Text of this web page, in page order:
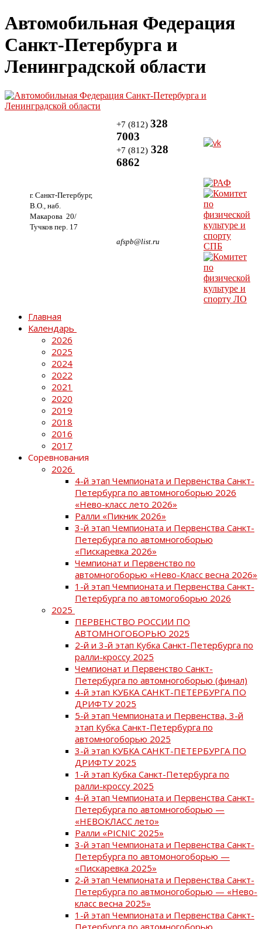
Автомобильная Федерация
Санкт-Петербурга и
Ленинградской области
г. Санкт-Петербург,
В.О., наб.
Макарова 20/
Тучков пер. 17
+7 (812) 328
7003
+7 (812) 328
6862
afspb@list.ru
Главная
Календарь
2026
2025
2024
2022
2021
2020
2019
2018
2016
2017
Соревнования
2026
4-й этап Чемпионата и Первенства Санкт-
Петербурга по автомногоборью 2026
«Нево-класс лето 2026»
Ралли «Пикник 2026»
3-й этап Чемпионата и Первенства Санкт-
Петербурга по автомногоборью
«Пискаревка 2026»
Чемпионат и Первенство по
автомногоборью «Нево-Класс весна 2026»
1-й этап Чемпионата и Первенства Санкт-
Петербурга по автомогоборью 2026
2025
ПЕРВЕНСТВО РОССИИ ПО
АВТОМНОГОБОРЬЮ 2025
2-й и 3-й этап Кубка Санкт-Петербурга по
ралли-кроссу 2025
Чемпионат и Первенство Санкт-
Петербурга по автомногоборью (финал)
4-й этап КУБКА САНКТ-ПЕТЕРБУРГА ПО
ДРИФТУ 2025
5-й этап Чемпионата и Первенства, 3-й
этап Кубка Санкт-Петербурга по
автомногоборью 2025
3-й этап КУБКА САНКТ-ПЕТЕРБУРГА ПО
ДРИФТУ 2025
1-й этап Кубка Санкт-Петербурга по
ралли-кроссу 2025
4-й этап Чемпионата и Первенства Санкт-
Петербурга по автомногоборью —
«НЕВОКЛАСС лето»
Ралли «PICNIC 2025»
3-й этап Чемпионата и Первенства Санкт-
Петербурга по автомоногоборью —
«Пискаревка 2025»
2-й этап Чемпионата и Первенства Санкт-
Петербурга по автмоногоборью — «Нево-
класс весна 2025»
1-й этап Чемпионата и Первенства Санкт-
Петербурга по автомногоборью